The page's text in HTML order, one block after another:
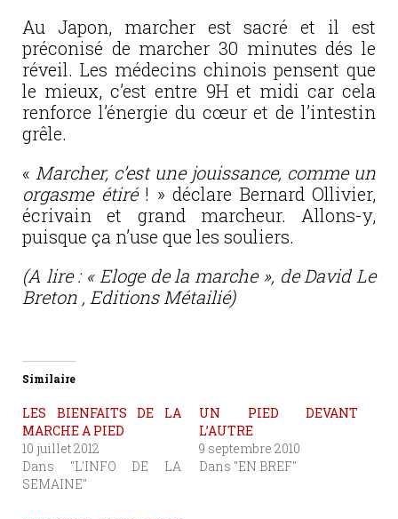
Au Japon, marcher est sacré et il est
préconisé de marcher 30 minutes dés le
réveil. Les médecins chinois pensent que
le mieux, c’est entre 9H et midi car cela
renforce l’énergie du cœur et de l’intestin
grêle.
« Marcher, c’est une jouissance, comme un
orgasme étiré! » déclare Bernard Ollivier,
écrivain et grand marcheur. Allons-y,
puisque ça n’use que les souliers.
(A lire : « Eloge de la marche », de David Le
Breton , Editions Métailié)
Similaire
LES BIENFAITS DE LA
MARCHE A PIED
10 juillet 2012
Dans "L'INFO DE LA
SEMAINE"
UN PIED DEVANT
L’AUTRE
9 septembre 2010
Dans "EN BREF"